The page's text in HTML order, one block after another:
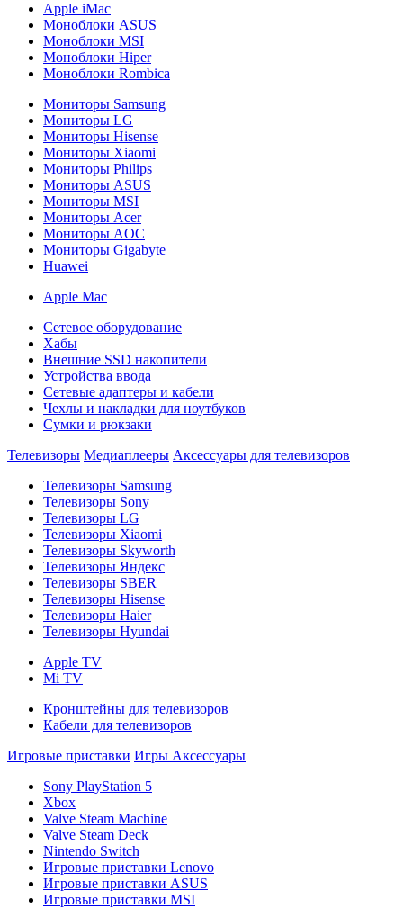
Apple iMac
Моноблоки ASUS
Моноблоки MSI
Моноблоки Hiper
Моноблоки Rombica
Мониторы Samsung
Мониторы LG
Мониторы Hisense
Мониторы Xiaomi
Мониторы Philips
Мониторы ASUS
Мониторы MSI
Мониторы Acer
Мониторы AOC
Мониторы Gigabyte
Huawei
Apple Mac
Сетевое оборудование
Хабы
Внешние SSD накопители
Устройства ввода
Сетевые адаптеры и кабели
Чехлы и накладки для ноутбуков
Сумки и рюкзаки
Телевизоры Медиаплееры Аксессуары для телевизоров
Телевизоры Samsung
Телевизоры Sony
Телевизоры LG
Телевизоры Xiaomi
Телевизоры Skyworth
Телевизоры Яндекс
Телевизоры SBER
Телевизоры Hisense
Телевизоры Haier
Телевизоры Hyundai
Apple TV
Mi TV
Кронштейны для телевизоров
Кабели для телевизоров
Игровые приставки Игры Аксессуары
Sony PlayStation 5
Xbox
Valve Steam Machine
Valve Steam Deck
Nintendo Switch
Игровые приставки Lenovo
Игровые приставки ASUS
Игровые приставки MSI